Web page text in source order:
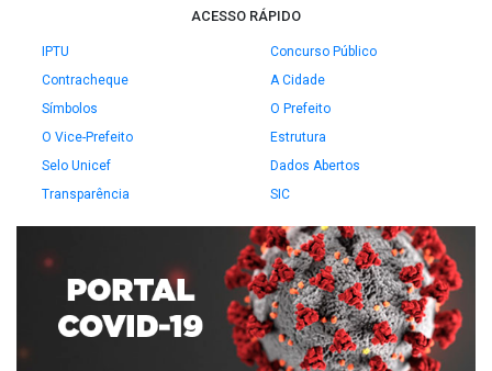
ACESSO RÁPIDO
IPTU
Concurso Público
Contracheque
A Cidade
Símbolos
O Prefeito
O Vice-Prefeito
Estrutura
Selo Unicef
Dados Abertos
Transparência
SIC